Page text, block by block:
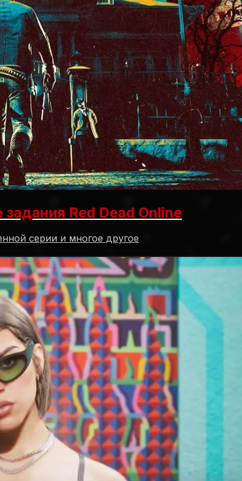
Red Dead Online
серии и многое другое